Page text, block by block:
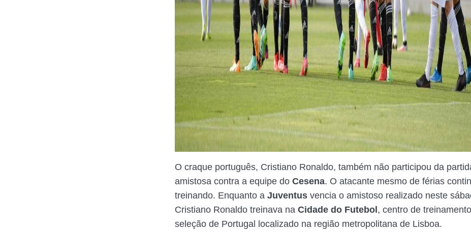
O craque português, Cristiano Ronaldo, também não participou da
amistosa contra a equipe do Cesena. O atacante mesmo de férias
treinando. Enquanto a Juventus vencia o amistoso realizado neste
Cristiano Ronaldo treinava na Cidade do Futebol , centro de
seleção de Portugal localizado na região metropolitana de Lisboa.